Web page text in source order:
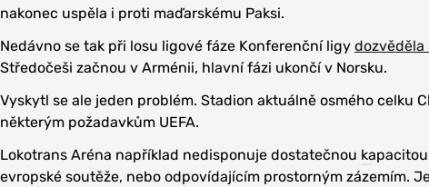
nakonec uspěla i proti maďarskému Paksi.
Nedávno se tak při losu ligové fáze Konferenční ligy dozvěděla
Středočeši začnou v Arménii, hlavní fázi ukončí v Norsku.
Vyskytl se ale jeden problém. Stadion aktuálně osmého celku
některým požadavkům UEFA.
Lokotrans Aréna například nedisponuje dostatečnou
evropské soutěže, nebo odpovídajícím prostorným zázemím.